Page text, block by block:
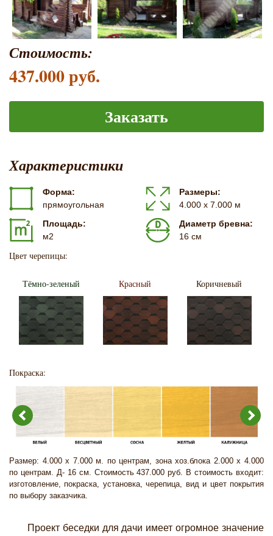
Стоимость:
437.000 руб.
Заказать
Характеристики
Форма:
прямоугольная
Размеры:
4.000 х 7.000 м
Площадь:
м2
Диаметр бревна:
16 см
Цвет черепицы:
Тёмно-зеленый Красный Коричневый
Покраска:
Размер: 4.000 х 7.000 м. по центрам, зона хоз.блока 2.000 х 4.000
по центрам. Д- 16 см. Стоимость 437.000 руб. В стоимость входит:
изготовление, покраска, установка, черепица, вид и цвет покрытия
по выбору заказчика.
Проект беседки для дачи имеет огромное значение